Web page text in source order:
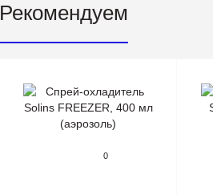
Рекомендуем
0